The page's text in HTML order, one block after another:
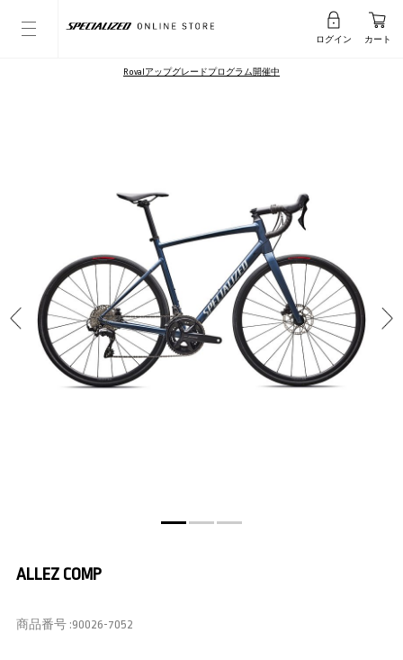
ログイン カート
Rovalアップグレードプログラム開催中
ALLEZ COMP
商品番号 :90026-7052